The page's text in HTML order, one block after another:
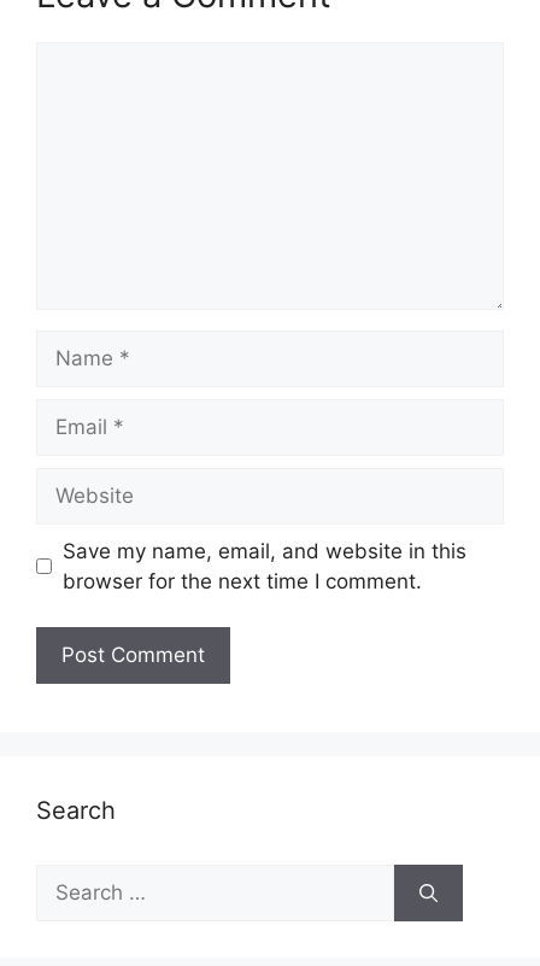
Save my name, email, and website in this
browser for the next time I comment.
Search
Search
for: